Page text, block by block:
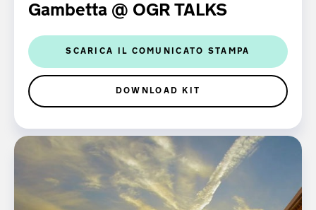
Gambetta @ OGR TALKS
SCARICA IL COMUNICATO STAMPA
DOWNLOAD KIT